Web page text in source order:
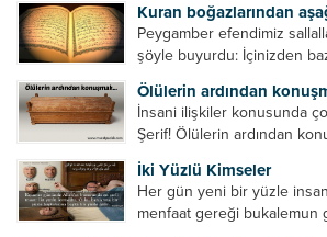
bir yere sahiptir. Namaz kul
toplantıdır....
Kuran boğazlarından
Peygamber efendimiz
şöyle buyurdu: İçinizden
küçümseyeceksiniz. Onların
kendi oruçlarınızı
amellerini görünce kendi
küçümseyeceksiniz. ...
Ölülerin ardından
İnsani ilişkiler konusunda
Şerif! Ölülerin ardından
küfretmek, sövmek, onların
zikretmek ölüye zarar
İki Yüzlü Kimseler
Her gün yeni bir yüzle
menfaat gereği bukalemun